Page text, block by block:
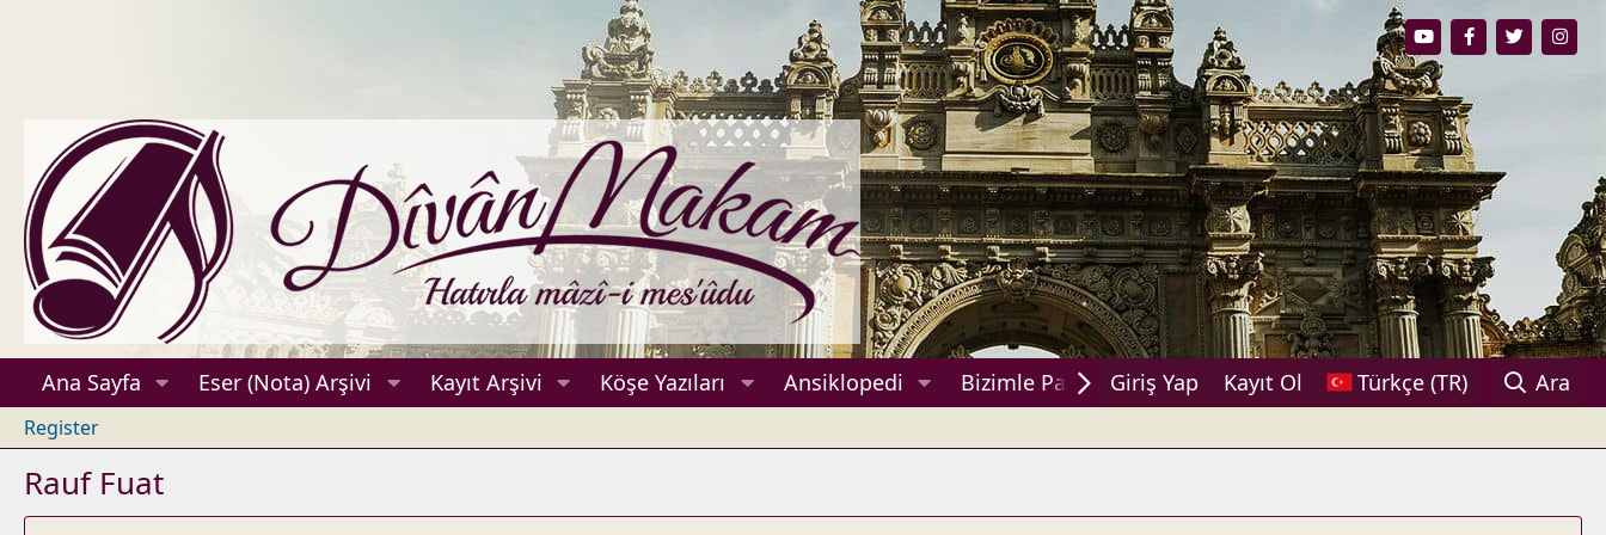
Ana Sayfa Eser (Nota) Arşivi Kayıt Arşivi Köşe Yazıları Ansiklopedi Bizimle Paylaşın!Giriş Yap Kayıt Ol Türkçe (TR) Ara
Register
Rauf Fuat